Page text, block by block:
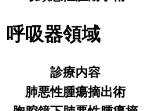
呼吸器領域
診療内容
肺悪性腫瘍摘出術